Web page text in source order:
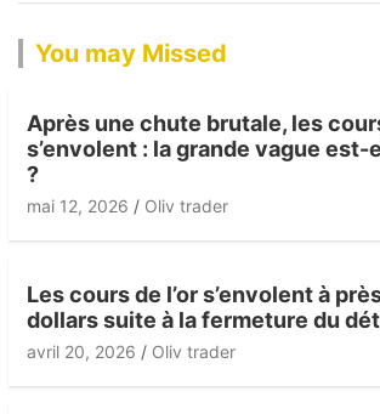
You may Missed
Après une chute brutale, les
s’envolent : la grande vague
?
mai 12, 2026 Oliv trader
Les cours de l’or s’envolent à
dollars suite à la fermeture du
avril 20, 2026 Oliv trader